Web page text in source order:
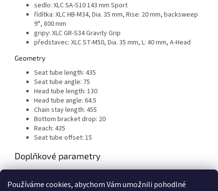
Používáme cookies, abychom Vám umožnili pohodlné
sedlo: XLC SA-S10 143 mm Sport
řídítka: XLC HB-M34, Dia. 35 mm, Rise: 20 mm, backsweep
9°, 800 mm
gripy: XLC GR-S34 Gravity Grip
představec: XLC ST-M50, Dia. 35 mm, L: 40 mm, A-Head
Geometry
Seat tube length: 435
Seat tube angle: 75
Head tube length: 130
Head tube angle: 64.5
Chain stay length: 455
Bottom bracket drop: 20
Reach: 435
Seat tube offset: 15
Doplňkové parametry
EAN: 45606640